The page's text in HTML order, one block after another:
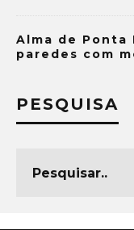
Alma de Ponta
paredes com
PESQUISA